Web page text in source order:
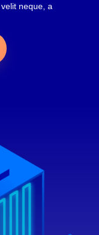
neque, a